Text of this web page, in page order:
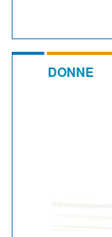
DONNE